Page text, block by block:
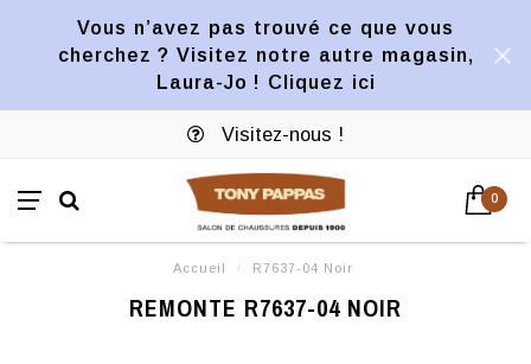
Vous n’avez pas trouvé ce que vous
cherchez ? Visitez notre autre magasin,
Laura-Jo ! Cliquez ici
Visitez-nous !
0
Accueil / R7637-04 Noir
REMONTE R7637-04 NOIR